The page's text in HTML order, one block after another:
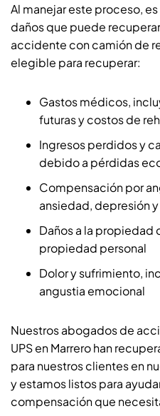
Al manejar este proceso,
daños que puede
accidente con camión de
elegible para recuperar:
Gastos médicos,
futuras y costos de
Ingresos perdidos y
debido a pérdidas
Compensación por
ansiedad, depresión y
Daños a la propiedad
propiedad personal
Dolor y sufrimiento,
angustia emocional
Nuestros abogados de
UPS en Marrero han
para nuestros clientes en
y estamos listos para
compensación que